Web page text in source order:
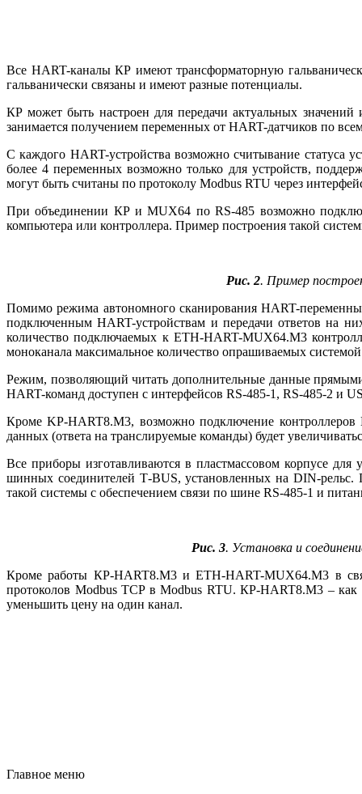
Все HART-каналы КР имеют трансформаторную
гальванически связаны и имеют разные потенциалы.
КР может быть настроен для передачи актуальных
занимается получением переменных от HART-датчиков по
С каждого HART-устройства возможно считывание статуса
более 4 переменных возможно только для устройств,
могут быть считаны по протоколу Modbus RTU через
При объединении КР и MUX64 по RS‑485 возможно
компьютера или контроллера. Пример построения такой
Рис. 2. Пример
Помимо режима автономного сканирования HART-
подключенным HART-устройствам и передачи ответов на
количество подключаемых к ETH-HART-MUX64.M3
моноканала максимальное количество опрашиваемых
Режим, позволяющий читать дополнительные данные
HART-команд доступен с интерфейсов RS‑485‑1, RS‑485‑2 и
Кроме KP-HART8.M3, возможно подключение
данных (ответа на транслируемые команды) будет
Все приборы изготавливаются в пластмассовом корпусе
шинных соединителей T‑BUS, установленных на DIN-
такой системы c обеспечением связи по ши­не RS‑485‑1 и
Рис. 3. Установка и
Кроме работы КР-HART8.М3 и ETH-HART-MUX64.M3 в
протоколов Modbus TCP в Modbus RTU. КР-HART8.М3 –
уменьшить це­ну на один канал.
Главное меню